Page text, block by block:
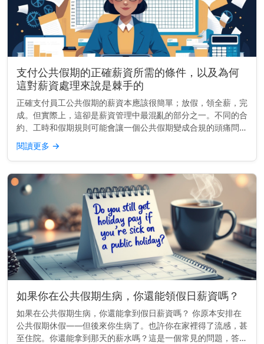
支付公共假期的正確薪資所需的條件，以及為何
這對薪資處理來說是棘手的
正確支付員工公共假期的薪資本應該很簡單；放假，領全薪，完
成。但實際上，這卻是薪資管理中最混亂的部分之一。不同的合
約、工時和假期規則可能會讓一個公共假期變成合規的頭痛問
題。無論你是經營小型企業還是管理全國薪資團隊，做好這件事
不僅關乎金錢，更關...
閱讀更多 →
如果你在公共假期生病，你還能領假日薪資嗎？
如果在公共假期生病，你還能拿到假日薪資嗎？ 你原本安排在
公共假期休假——但後來你生病了。也許你在家裡得了流感，甚
至住院。你還能拿到那天的薪水嗎？這是一個常見的問題，答案